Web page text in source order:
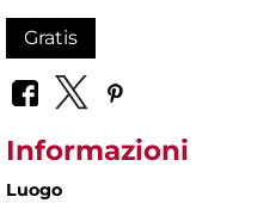
Gratis
Informazioni
Luogo